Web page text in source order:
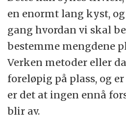
en enormt lang kyst,
gang hvordan vi skal
bestemme mengdene
Verken metoder eller
foreløpig på plass, og
er det at ingen ennå
blir av.